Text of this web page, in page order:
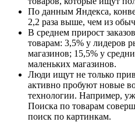
По данным Яндекса,
2,2 раза выше, чем из
В среднем прирост
товарам: 3,5% у лидеров
магазинов; 15,5% у
маленьких магазинов.
Люди ищут не только
активно пробуют новые
технологии. Например,
Поиска по товарам
поиск по картинкам.